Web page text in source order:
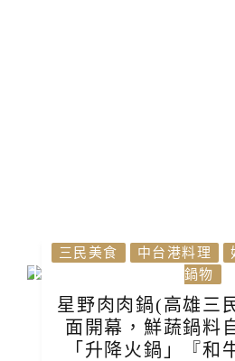
三民美食 中台港料理
鍋物
星野肉肉鍋(高雄三
面開幕，鮮蔬鍋料
「升降火鍋」『和